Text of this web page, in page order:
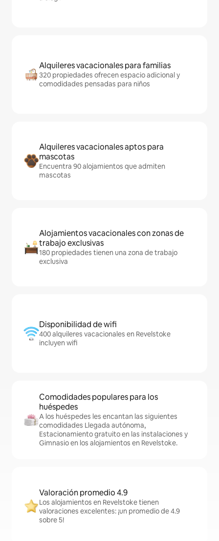
Alquileres vacacionales para familias
320 propiedades ofrecen espacio adicional y
comodidades pensadas para niños
Alquileres vacacionales aptos para
mascotas
Encuentra 90 alojamientos que admiten
mascotas
Alojamientos vacacionales con zonas de
trabajo exclusivas
180 propiedades tienen una zona de trabajo
exclusiva
Disponibilidad de wifi
400 alquileres vacacionales en Revelstoke
incluyen wifi
Comodidades populares para los
huéspedes
A los huéspedes les encantan las siguientes
comodidades Llegada autónoma,
Estacionamiento gratuito en las instalaciones y
Gimnasio en los alojamientos en Revelstoke.
Valoración promedio 4.9
Los alojamientos en Revelstoke tienen
valoraciones excelentes: ¡un promedio de 4.9
sobre 5!